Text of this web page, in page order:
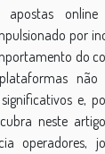
apostas
por
do
não
e,
neste
operadores,